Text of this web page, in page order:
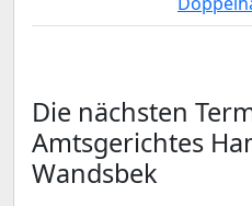
Die nächsten
Amtsgerichtes
Wandsbek